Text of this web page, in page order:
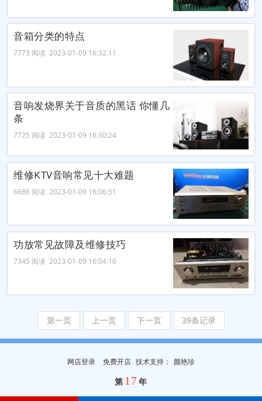
音箱分类的特点
7773 阅读 2023-01-09 16:32:11
音响发烧界关于音质的黑话 你懂几
条
7725 阅读 2023-01-09 16:30:24
维修KTV音响常见十大难题
6686 阅读 2023-01-09 16:06:51
功放常见故障及维修技巧
7345 阅读 2023-01-09 16:04:16
第一页 上一页 下一页 39条记录
网店登录 免费开店 技术支持 ： 颜艳珍
第 17年